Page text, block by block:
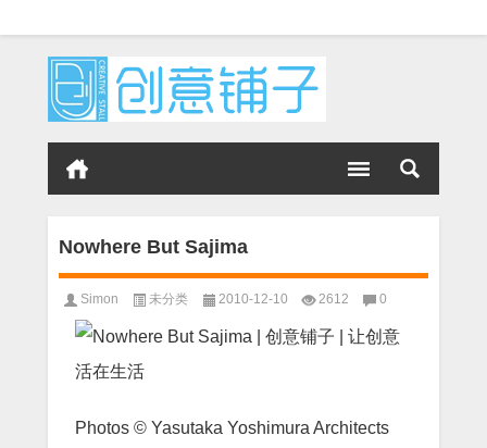
Nowhere But Sajima
Simon 未分类 2010-12-10 2612 0
Photos © Yasutaka Yoshimura Architects